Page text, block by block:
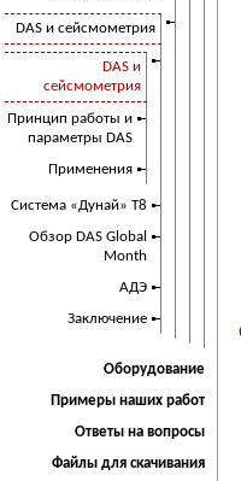
DAS и сейсмометрия
DAS и
сейсмометрия
Принцип работы и
параметры DAS
Применения
Система «Дунай» Т8
Обзор DAS Global
Month
АДЭ
Заключение
Оборудование
Примеры наших работ
Ответы на вопросы
Файлы для скачивания